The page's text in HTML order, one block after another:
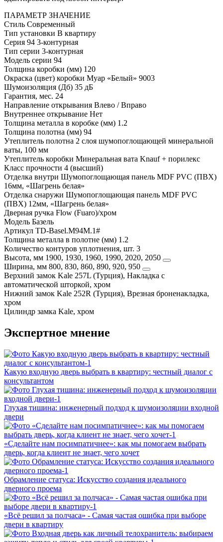
ПАРАМЕТР ЗНАЧЕНИЕ
Стиль Современный
Тип установки В квартиру
Серия 94 3-контурная
Тип серии 3-контурная
Модель серии 94
Толщина коробки (мм) 120
Окраска (цвет) коробки Муар «Белый» 9003
Шумоизоляция (Дб) 35 дБ
Гарантия, мес. 24
Направление открывания Влево / Вправо
Внутреннее открывание Нет
Толщина металла в коробке (мм) 1.2
Толщина полотна (мм) 94
Утеплитель полотна 2 слоя шумопоглощающей минеральной
ваты, 100 мм
Утеплитель коробки Минеральная вата Knauf + порилекс
Класс прочности 4 (высший)
Отделка внутри Шумопоглощающая панель MDF PVC (ПВХ)
16мм, «Шагрень белая»
Отделка снаружи Шумопоглощающая панель MDF PVC
(ПВХ) 12мм, «Шагрень белая»
Дверная ручка Flow (Fuaro)/хром
Модель Базель
Артикул TD-Basel.M94M.1#
Толщина металла в полотне (мм) 1.2
Количество контуров уплотнения, шт. 3
Высота, мм 1900, 1930, 1960, 1990, 2020, 2050
Ширина, мм 800, 830, 860, 890, 920, 950
Верхний замок Kale 257L (Турция), Накладка с
автоматической шторкой, хром
Нижний замок Kale 252R (Турция), Врезная броненакладка,
хром
Цилиндр замка Kale, хром
Экспертное мнение
Какую входную дверь выбрать в квартиру: честный диалог с
консультантом
Глухая тишина: инженерный подход к шумоизоляции входной
двери
«Сделайте нам посимпатичнее»: как мы помогаем выбрать
дверь, когда клиент не знает, чего хочет
Обрамление статуса: Искусство создания идеального
дверного проема
«Всё решил за полчаса» - Самая частая ошибка при выборе
двери в квартиру